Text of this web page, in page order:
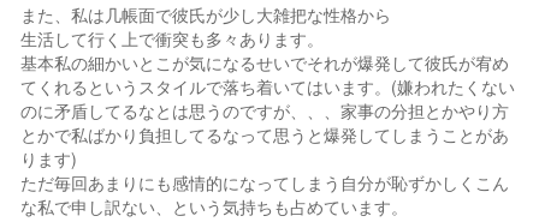
また、私は几帳面で彼氏が少し大雑把な性格から
生活して行く上で衝突も多々あります。
基本私の細かいとこが気になるせいでそれが爆発して彼氏が宥め
てくれるというスタイルで落ち着いてはいます。(嫌われたくない
のに矛盾してるなとは思うのですが、、、家事の分担とかやり方
とかで私ばかり負担してるなって思うと爆発してしまうことがあ
ります)
ただ毎回あまりにも感情的になってしまう自分が恥ずかしくこん
な私で申し訳ない、という気持ちも占めています。